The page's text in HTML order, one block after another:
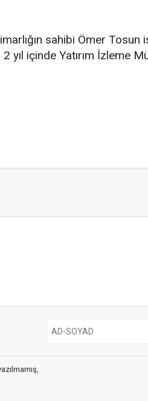
sahibi Ömer Tosun
yıl içinde Yatırım İzleme